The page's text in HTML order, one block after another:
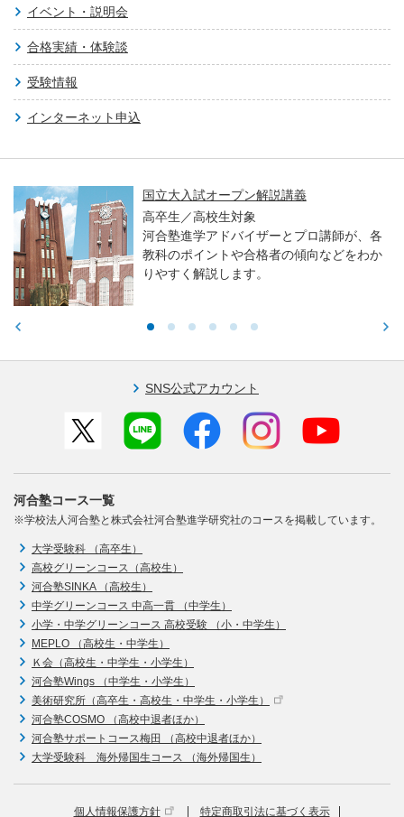
イベント・説明会
合格実績・体験談
受験情報
インターネット申込
国立大入試オープン解説講義
高卒生／高校生対象
河合塾進学アドバイザーとプロ講師が、各
教科のポイントや合格者の傾向などをわか
りやすく解説します。
SNS公式アカウント
河合塾コース一覧
※学校法人河合塾と株式会社河合塾進学研究社のコースを掲載しています。
大学受験科 （高卒生）
高校グリーンコース（高校生）
河合塾SINKA （高校生）
中学グリーンコース 中高一貫 （中学生）
小学・中学グリーンコース 高校受験 （小・中学生）
MEPLO （高校生・中学生）
Ｋ会（高校生・中学生・小学生）
河合塾Wings （中学生・小学生）
美術研究所（高卒生・高校生・中学生・小学生）
河合塾COSMO （高校中退者ほか）
河合塾サポートコース梅田 （高校中退者ほか）
大学受験科 海外帰国生コース （海外帰国生）
個人情報保護方針 特定商取引法に基づく表示